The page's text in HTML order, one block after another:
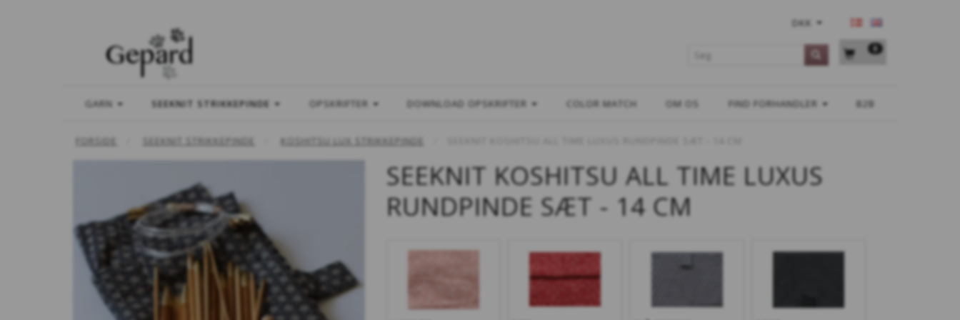
DKK
0
GARN SEEKNIT STRIKKEPINDE OPSKRIFTER DOWNLOAD OPSKRIFTER COLOR MATCH OM OS FIND FORHANDLER B2B
FORSIDE SEEKNIT STRIKKEPINDE KOSHITSU LUX STRIKKEPINDE
SEEKNIT KOSHITSU ALL TIME LUXUS
RUNDPINDE SÆT - 14 CM